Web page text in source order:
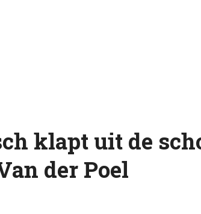
klapt uit de
der Poel